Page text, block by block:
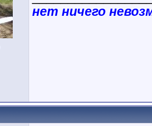
нет ничего